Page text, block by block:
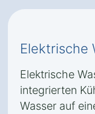
Elektrische
Elektrische
integrierten
Wasser auf